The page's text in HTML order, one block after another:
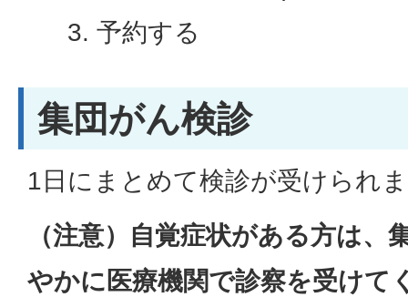
予約する
集団がん検診
1日にまとめて検診が受けられ
（注意）自覚症状がある方は、
やかに医療機関で診察を受けて